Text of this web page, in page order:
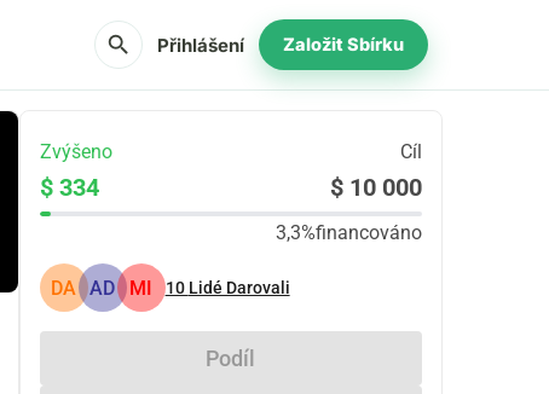
search Přihlášení Založit Sbírku
Zvýšeno Cíl
$ 334 $ 10 000
3,3%financováno
DA AD MI 10 Lidé Darovali
Podíl